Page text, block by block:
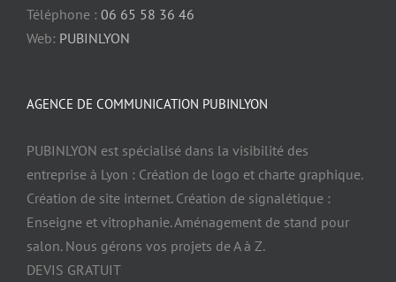
Téléphone : 06 65 58 36 46
Web: PUBINLYON
AGENCE DE COMMUNICATION PUBINLYON
PUBINLYON est spécialisé dans la visibilité des
entreprise à Lyon : Création de logo et charte graphique.
Création de site internet. Création de signalétique :
Enseigne et vitrophanie. Aménagement de stand pour
salon. Nous gérons vos projets de A à Z.
DEVIS GRATUIT